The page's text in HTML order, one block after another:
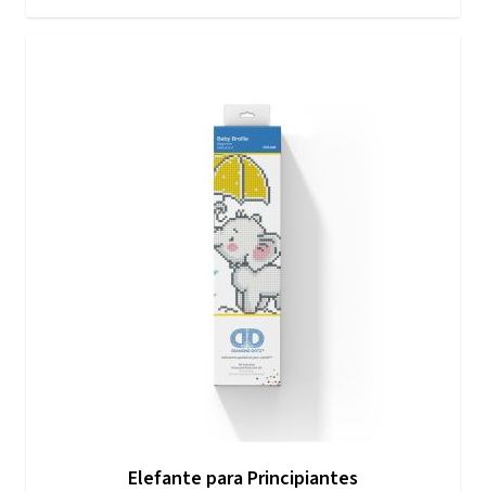
Elefante para Principiantes